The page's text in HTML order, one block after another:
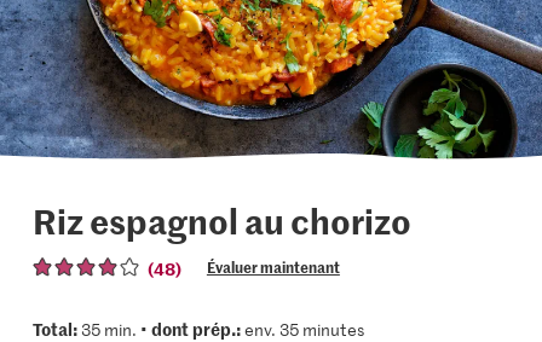
Riz espagnol au chorizo
(48) Évaluer maintenant
Total:35 min. • dont prép.:env. 35 minutes